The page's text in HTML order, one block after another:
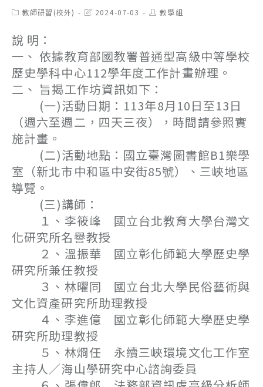
Post教師研習(校外)
Post2024-07-03
Post教學組
說 明：
一、 依據教育部國教署普通型高級中等學校
歷史學科中心112學年度工作計畫辦理。
二、 旨揭工作坊資訊如下：
(一)活動日期：113年8月10日至13日
（週六至週二，四天三夜），時間請參照實
施計畫。
(二)活動地點：國立臺灣圖書館B1樂學
室（新北市中和區中安街85號）、三峽地區
導覽。
(三)講師：
１、李筱峰 國立台北教育大學台灣文
化研究所名譽教授
２、溫振華 國立彰化師範大學歷史學
研究所兼任教授
３、林曜同 國立台北大學民俗藝術與
文化資產研究所助理教授
４、李進億 國立彰化師範大學歷史學
研究所助理教授
５、林烱任 永續三峽環境文化工作室
主持人／海山學研究中心諮詢委員